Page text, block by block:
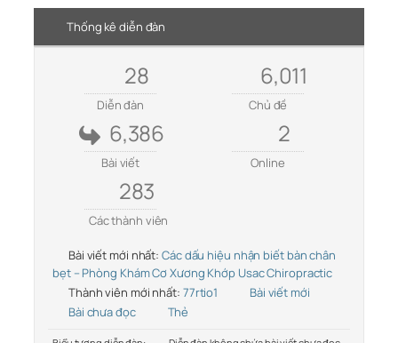
Thống kê diễn đàn
28
Diễn đàn
6,011
Chủ đề
6,386
Bài viết
2
Online
283
Các thành viên
Bài viết mới nhất: Các dấu hiệu nhận biết bàn chân
bẹt – Phòng Khám Cơ Xương Khớp Usac Chiropractic
Thành viên mới nhất: 77rtio1
Bài viết mới
Bài chưa đọc
Thẻ